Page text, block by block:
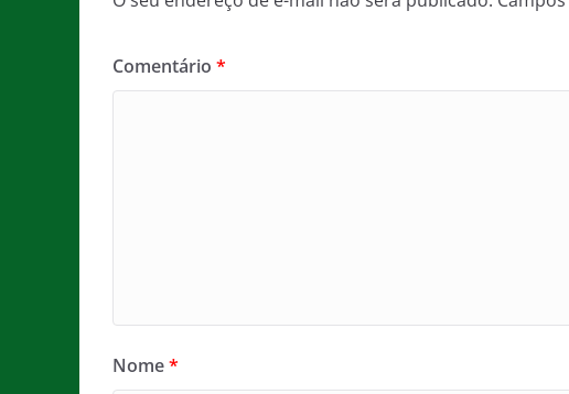
Comentário *
Nome*